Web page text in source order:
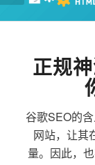
正规
谷歌SEO的
网站，让其
量。因此，